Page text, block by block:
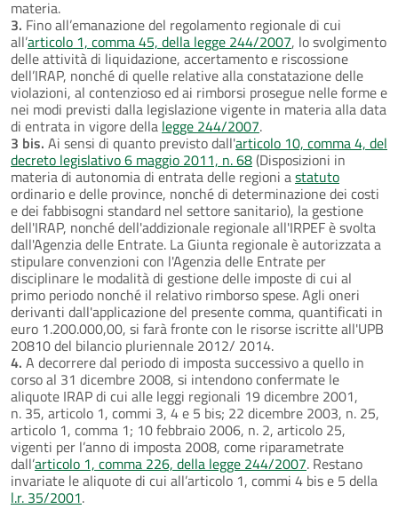
materia.
3. Fino all’emanazione del regolamento regionale di cui
all’articolo 1, comma 45, della legge 244/2007, lo svolgimento
delle attività di liquidazione, accertamento e riscossione
dell’IRAP, nonché di quelle relative alla constatazione delle
violazioni, al contenzioso ed ai rimborsi prosegue nelle forme e
nei modi previsti dalla legislazione vigente in materia alla data
di entrata in vigore della legge 244/2007.
3 bis. Ai sensi di quanto previsto dall'articolo 10, comma 4, del
decreto legislativo 6 maggio 2011, n. 68(Disposizioni in
materia di autonomia di entrata delle regioni astatuto
ordinario e delle province, nonché di determinazione dei costi
e dei fabbisogni standard nel settore sanitario), la gestione
dell'IRAP, nonché dell'addizionale regionale all'IRPEF è svolta
dall'Agenzia delle Entrate. La Giunta regionale è autorizzata a
stipulare convenzioni con l'Agenzia delle Entrate per
disciplinare le modalità di gestione delle imposte di cui al
primo periodo nonché il relativo rimborso spese. Agli oneri
derivanti dall'applicazione del presente comma, quantificati in
euro 1.200.000,00, si farà fronte con le risorse iscritte all'UPB
20810 del bilancio pluriennale 2012/ 2014.
4. A decorrere dal periodo di imposta successivo a quello in
corso al 31 dicembre 2008, si intendono confermate le
aliquote IRAP di cui alle leggi regionali 19 dicembre 2001,
n. 35, articolo 1, commi 3, 4 e 5 bis; 22 dicembre 2003, n. 25,
articolo 1, comma 1; 10 febbraio 2006, n. 2, articolo 25,
vigenti per l’anno di imposta 2008, come riparametrate
dall’articolo 1, comma 226, della legge 244/2007. Restano
invariate le aliquote di cui all’articolo 1, commi 4 bis e 5 della
l.r. 35/2001.